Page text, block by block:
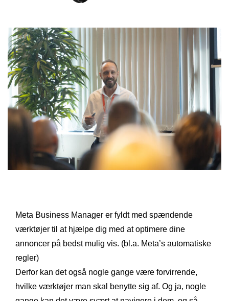
Meta Business Manager er fyldt med spændende
værktøjer til at hjælpe dig med at optimere dine
annoncer på bedst mulig vis. (bl.a. Meta’s automatiske
regler)
Derfor kan det også nogle gange være forvirrende,
hvilke værktøjer man skal benytte sig af. Og ja, nogle